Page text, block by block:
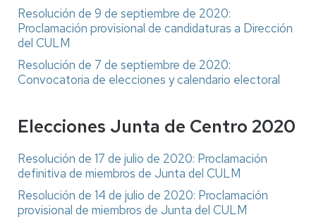
Resolución de 9 de septiembre de 2020:
Proclamación provisional de candidaturas a Dirección
del CULM
Resolución de 7 de septiembre de 2020:
Convocatoria de elecciones y calendario electoral
Elecciones Junta de Centro 2020
Resolución de 17 de julio de 2020: Proclamación
definitiva de miembros de Junta del CULM
Resolución de 14 de julio de 2020: Proclamación
provisional de miembros de Junta del CULM